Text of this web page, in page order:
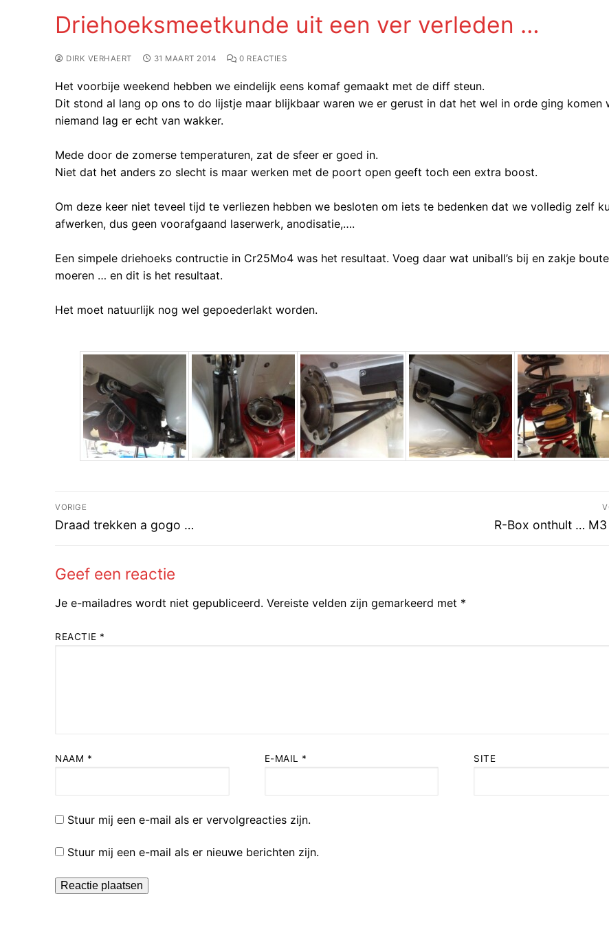
Driehoeksmeetkunde uit een ver verleden …
DIRK VERHAERT 31 MAART 2014 0 REACTIES
​Het voorbije weekend hebben we eindelijk eens komaf gemaakt met de diff steun.
Dit stond al lang op ons to do lijstje maar blijkbaar waren we er gerust in dat het wel in orde ging komen
niemand lag er echt van wakker.
Mede door de zomerse temperaturen, zat de sfeer er goed in.
Niet dat het anders zo slecht is maar werken met de poort open geeft toch een extra boost.
Om deze keer niet teveel tijd te verliezen hebben we besloten om iets te bedenken dat we volledig zelf
afwerken, dus geen voorafgaand laserwerk, anodisatie,….
Een simpele driehoeks contructie in Cr25Mo4 was het resultaat. Voeg daar wat uniball’s bij en zakje
moeren … en dit is het resultaat.
Het moet natuurlijk nog wel gepoederlakt worden.
Bericht
navigatie
VORIGE
Vorig
Draad trekken a gogo …
Volgend
R-Box onthult … M3
Geef een reactie
Je e-mailadres wordt niet gepubliceerd. Vereiste velden zijn gemarkeerd met *
REACTIE *
NAAM * E-MAIL * SITE
Stuur mij een e-mail als er vervolgreacties zijn.
Stuur mij een e-mail als er nieuwe berichten zijn.